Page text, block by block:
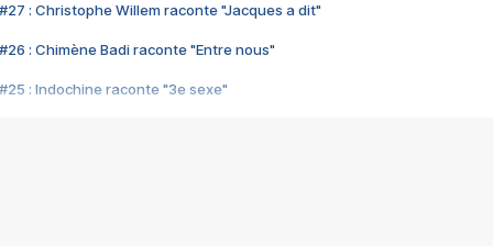
#27 : Christophe Willem raconte "Jacques a dit"
#26 : Chimène Badi raconte "Entre nous"
#25 : Indochine raconte "3e sexe"